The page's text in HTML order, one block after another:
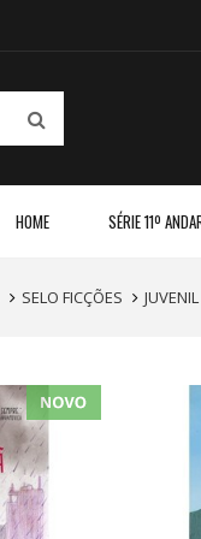
HOME SÉRIE 11º
SELO FICÇÕES JUVENIL